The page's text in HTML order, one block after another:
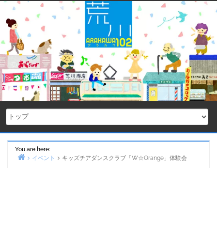
Skip
content
You are here:
イベント キッズチアダンスクラブ「W☆Orange」体験会